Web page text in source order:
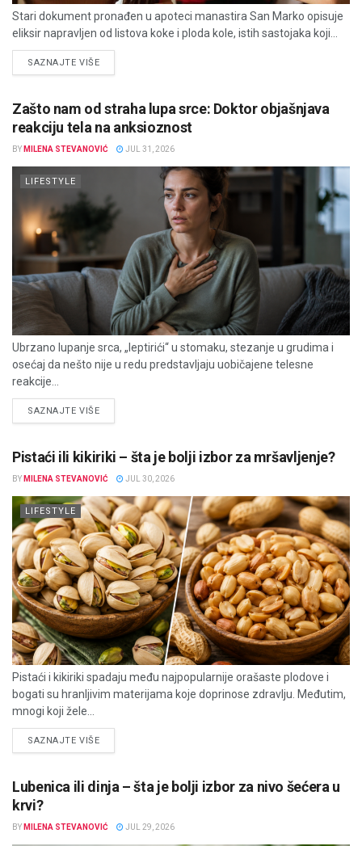
Stari dokument pronađen u apoteci manastira San Marko opisuje
eliksir napravljen od listova koke i ploda kole, istih sastojaka koji...
SAZNAJTE VIŠEDETAILS
Zašto nam od straha lupa srce: Doktor objašnjava
reakciju tela na anksioznost
BY MILENA STEVANOVIĆ JUL 31, 2026
LIFESTYLE
Ubrzano lupanje srca, „leptirići“ u stomaku, stezanje u grudima i
osećaj da nešto nije u redu predstavljaju uobičajene telesne
reakcije...
SAZNAJTE VIŠEDETAILS
Pistaći ili kikiriki – šta je bolji izbor za mršavljenje?
BY MILENA STEVANOVIĆ JUL 30, 2026
LIFESTYLE
Pistaći i kikiriki spadaju među najpopularnije orašaste plodove i
bogati su hranljivim materijama koje doprinose zdravlju. Međutim,
mnogi koji žele...
SAZNAJTE VIŠEDETAILS
Lubenica ili dinja – šta je bolji izbor za nivo šećera u
krvi?
BY MILENA STEVANOVIĆ JUL 29, 2026